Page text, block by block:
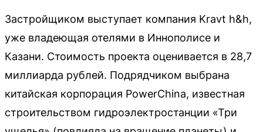
Застройщиком выступает компания Kravt h&h,
уже владеющая отелями в Иннополисе и
Казани. Стоимость проекта оценивается в 28,7
миллиарда рублей. Подрядчиком выбрана
китайская корпорация PowerChina, известная
строительством гидроэлектростанции «Три